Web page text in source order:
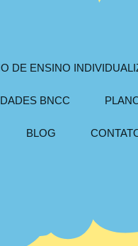
DE ENSINO
BNCC
BLOG